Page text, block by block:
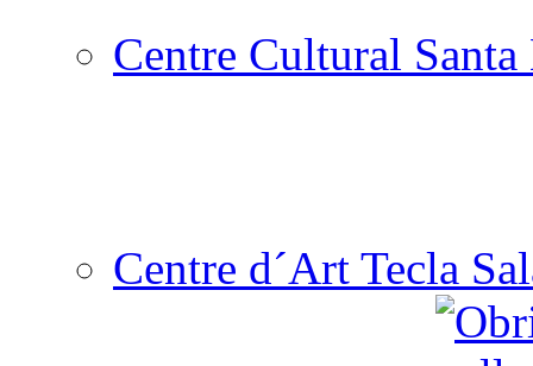
Centre Cultural
Centre d´Art Tecla